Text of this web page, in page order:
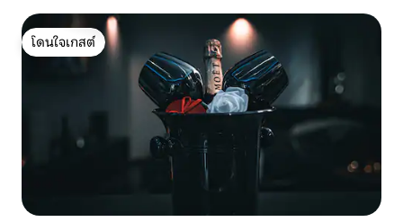
โดนใจเกสต์
โดนใจเกสต์